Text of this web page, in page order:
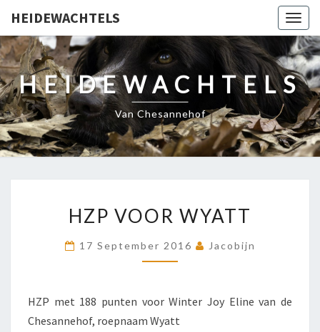
HEIDEWACHTELS
HEIDEWACHTELS
Van Chesannehof
VOOR
WYATT
HZP VOOR WYATT
17 September 2016 Jacobijn
HZP met 188 punten voor Winter Joy Eline van de
Chesannehof, roepnaam Wyatt